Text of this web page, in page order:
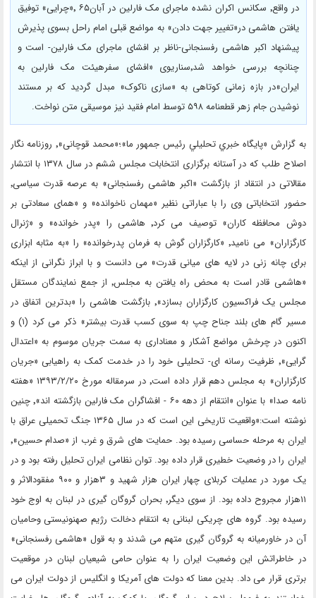
در واقع٬ سکانس اکران نشده ماجرای مک فارلین در آبان۶۵ ٬«چرایی» توفیق
یافتن هاشمی در«تغییر جهت دادن» به مواضع قبلی امام راحل بسوی پذیرش
پیشنهاد اکبر هاشمی رفسنجانی-ناظر بر افشای ماجرای مک فارلین- است و
چنانچه بررسی خواهد شد٬سناریوی «افشای سفرهیئت مک فارلین به
ایران»در بازه زمانی کوتاهی به «سازی ناکوک» مبدل گردید که بر مستند
نوشیدن جام زهر قطعنامه ۵۹۸ توسط امام فقید نیز موسیقی متن نواخت.
به گزارش «پايگاه خبري تحليلي رئيس جمهور ما»؛«محمد قوچانی»٬ روزنامه نگار
اصلاح طلب که در آستانه برگزاری انتخابات مجلس ششم در سال ۱۳۷۸ با انتشار
مقالاتی در انتقاد از بازگشت «اکبر هاشمی رفسنجانی» به عرصه قدرت سیاسی٬
حضور انتخاباتی وی را با عباراتی نظیر «مهمان ناخوانده» و «همای سعادتی بر
دوش محافظه کاران» توصیف می کرد٬ هاشمی را «پدر خوانده» و «ژنرال
کارگزاران» می نامید٬ «کارگزاران گوش به فرمان پدرخوانده» را «به مثابه ابزاری
برای چانه زنی در لایه های میانی قدرت» می دانست و با ابراز نگرانی از اینکه
«هاشمی قادر است به محض راه یافتن به مجلس٬ از جمع نمایندگان مستقل
مجلس یک فراکسیون کارگزاران بسازد»٬ بازگشت هاشمی را «بدترین اتفاق در
مسیر گام های بلند جناح چپ به سوی کسب قدرت بیشتر» ذکر می کرد (۱) و
اکنون در چرخش مواضع آشکار و معناداری به سمت جریان موسوم به «اعتدال
گرایی»٬ ظرفیت رسانه ای- تحلیلی خود را در خدمت کمک به راهیابی «جریان
کارگزاران» به مجلس دهم قرار داده است٬ در سرمقاله مورخ ۱۳۹۳/۲/۲۰ «هفته
نامه صدا» با عنوان «انتقام از دهه ۶۰ - افشاگران مک فارلین بازگشته اند»٬ چنین
نوشته است:«واقعیت تاریخی این است که در سال ۱۳۶۵ جنگ تحمیلی عراق با
ایران به مرحله حساسی رسیده بود. حمایت های شرق و غرب از «صدام حسین»٬
ایران را در وضعیت خطیری قرار داده بود. توان نظامی ایران تحلیل رفته بود و در
یک مورد در عملیات کربلای چهار ایران هزار شهید و ۳هزار و ۹۰۰ مفقودالاثر و
۱۱هزار مجروح داده بود. از سوی دیگر٬ بحران گروگان گیری در لبنان به اوج خود
رسیده بود. گروه های چریکی لبنانی به انتقام دخالت رژیم صهنونیستی وحامیان
آن در خاورمیانه به گروگان گیری متهم می شدند و به قول «هاشمی رفسنجانی»
در خاطراتش این وضعیت ایران را به عنوان حامی شیعیان لبنان در موقعیت
برتری قرار می داد. بدین معنا که دولت های آمریکا و انگلیس از دولت ایران می